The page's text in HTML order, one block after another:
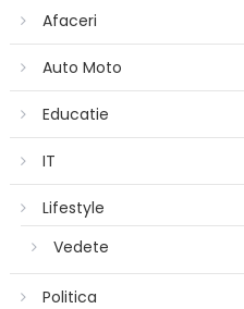
Afaceri
Auto Moto
Educatie
IT
Lifestyle
Vedete
Politica